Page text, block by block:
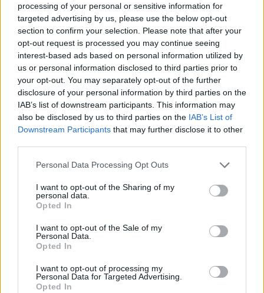
processing of your personal or sensitive information for
targeted advertising by us, please use the below opt-out
section to confirm your selection. Please note that after your
opt-out request is processed you may continue seeing
interest-based ads based on personal information utilized by
us or personal information disclosed to third parties prior to
your opt-out. You may separately opt-out of the further
disclosure of your personal information by third parties on the
IAB’s list of downstream participants. This information may
also be disclosed by us to third parties on the IAB’s List of
Downstream Participants that may further disclose it to other
Personal Data Processing Opt Outs
I want to opt-out of the Sharing of my
personal data.
Opted In
I want to opt-out of the Sale of my
Personal Data.
Opted In
I want to opt-out of processing my
Personal Data for Targeted Advertising.
Opted In
ΟΙΚΟΝΟΜΙΑ 12.06.2026 07:44
PARAPOLITIKA NEWSROOM
"Έκρηξη" στις αγορές και "βουτιά" στο
πετρέλαιο μετά τις δηλώσεις Τραμπ για
τον τερματισμό του πολέμου με το Ιράν
Εγγραφή στο newsletter
Αποδέχομαι τους
και την πολιτική απορρήτου